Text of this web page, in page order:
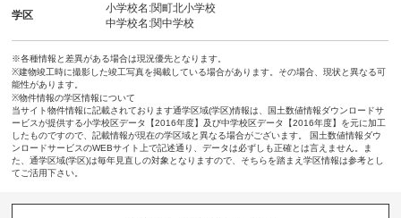
学区
小学校名:関町北小学校
中学校名:関中学校
※各種情報と差異がある場合は現況優先となります。
※建物竣工時に撮影した竣工写真を掲載している場合があります。その場合、現状と異なる可
能性があります。
※物件情報の学区情報について
当サイト物件情報に記載されております通学区域(学区)情報は、国土数値情報ダウンロードサ
ービスが提供する小学校区データ【2016年度】及び中学校区データ【2016年度】を元に加工
したものですので、記載情報が現在の学区域と異なる場合がございます。 国土数値情報ダウ
ンロードサービスのWEBサイト上で記述通り、データは必ずしも正確とは言えません。ま
た、通学区域(学区)は毎年見直しの対象となりますので、そちらを踏まえ学区情報は参考とし
てご活用下さい。